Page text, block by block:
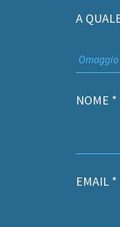
A
NOME *
EMAIL *